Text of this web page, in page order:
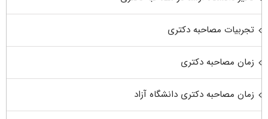
تجربیات مصاحبه دکتری
زمان مصاحبه دکتری
زمان مصاحبه دکتری دانشگاه آزاد